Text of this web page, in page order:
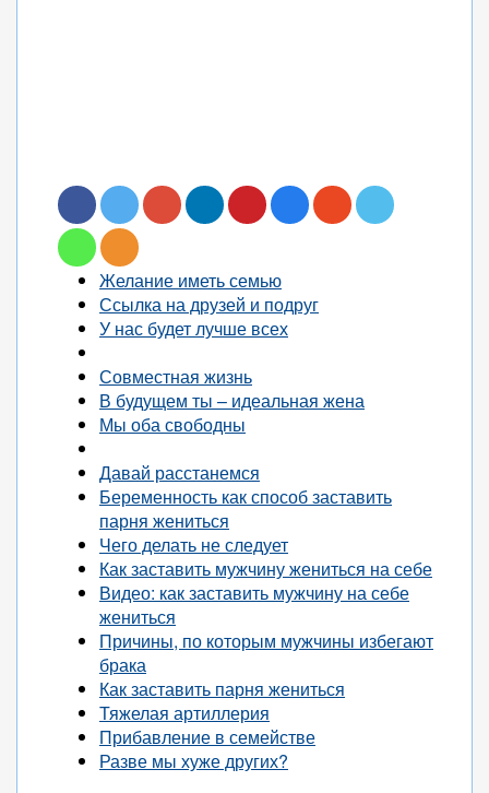
Желание иметь семью
Ссылка на друзей и подруг
У нас будет лучше всех
Совместная жизнь
В будущем ты – идеальная жена
Мы оба свободны
Давай расстанемся
Беременность как способ заставить
парня жениться
Чего делать не следует
Как заставить мужчину жениться на себе
Видео: как заставить мужчину на себе
жениться
Причины, по которым мужчины избегают
брака
Как заставить парня жениться
Тяжелая артиллерия
Прибавление в семействе
Разве мы хуже других?